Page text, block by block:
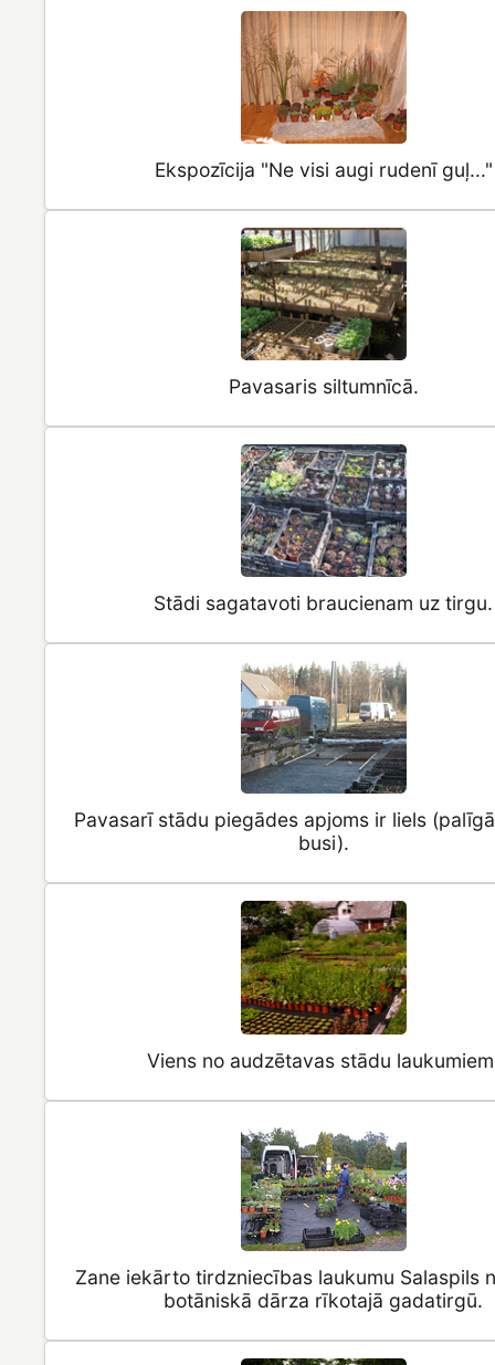
Ekspozīcija "Ne visi augi rudenī guļ..."
Pavasaris siltumnīcā.
Stādi sagatavoti braucienam uz tirgu.
Pavasarī stādu piegādes apjoms ir liels
busi).
Viens no audzētavas stādu
Zane iekārto tirdzniecības laukumu Salaspils
botāniskā dārza rīkotajā gadatirgū.